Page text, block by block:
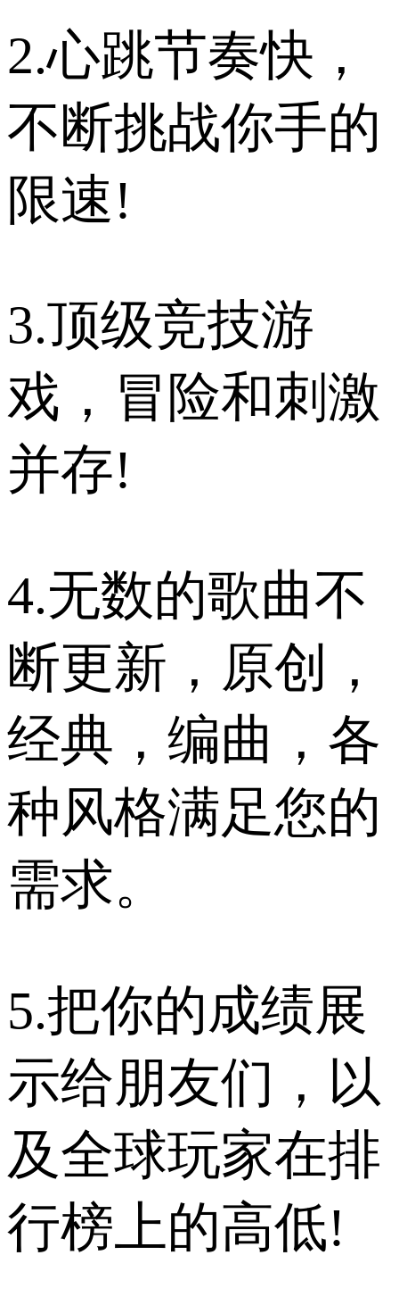
2.心跳节奏快，
不断挑战你手的
限速!
3.顶级竞技游
戏，冒险和刺激
并存!
4.无数的歌曲不
断更新，原创，
经典，编曲，各
种风格满足您的
需求。
5.把你的成绩展
示给朋友们，以
及全球玩家在排
行榜上的高低!